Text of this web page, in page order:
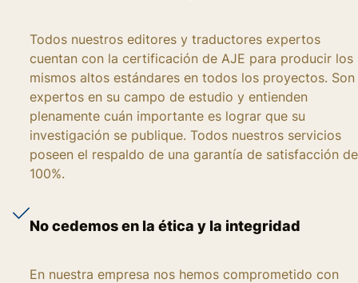
Todos nuestros editores y traductores expertos
cuentan con la certificación de AJE para producir los
mismos altos estándares en todos los proyectos. Son
expertos en su campo de estudio y entienden
plenamente cuán importante es lograr que su
investigación se publique. Todos nuestros servicios
poseen el respaldo de una garantía de satisfacción
100%.
No cedemos en la ética y la integridad
En nuestra empresa nos hemos comprometido con